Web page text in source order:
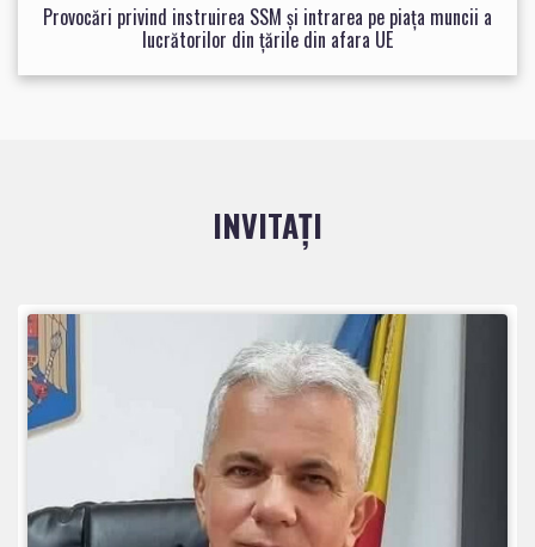
Provocări privind instruirea SSM și intrarea pe piața muncii a
lucrătorilor din țările din afara UE
INVITAȚI